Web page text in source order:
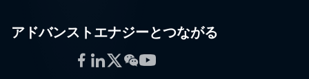
アドバンストエナジーとつながる
Facebook
LinkedIn
Twitter
WeChat
YouTube